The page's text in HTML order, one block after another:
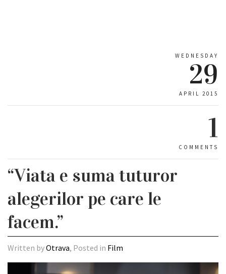
WEDNESDAY
29
APRIL 2015
1
COMMENTS
“Viata e suma tuturor
alegerilor pe care le
facem.”
Written byOtrava, Posted in Film